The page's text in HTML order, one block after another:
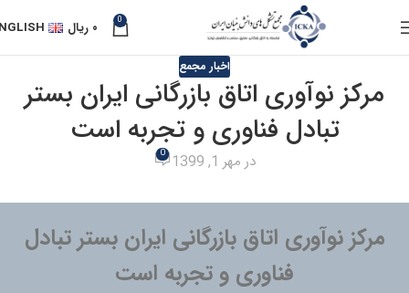
0 ۰ ریال
اخبار مجمع
مرکز نوآوری اتاق بازرگانی ایران بستر
تبادل فناوری و تجربه است
در مهر 1, 1399 0
مرکز نوآوری اتاق بازرگانی ایران بستر تبادل
فناوری و تجربه است